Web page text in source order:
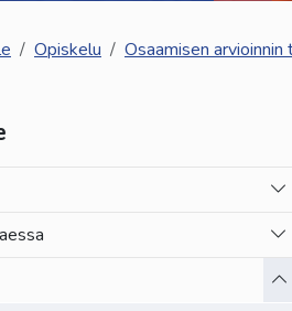
Opiskelu Osaamisen